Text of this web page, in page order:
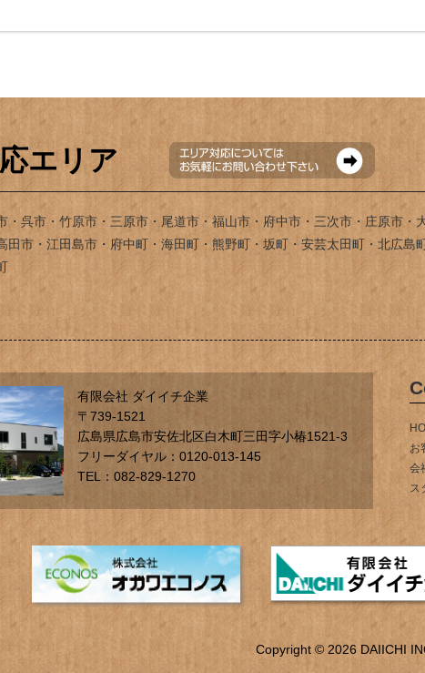
エリア
・呉市・竹原市・三原市・尾道市・福山市・府中市・三次市・庄原市・
田市・江田島市・府中町・海田町・熊野町・坂町・安芸太田町・北広島
有限会社 ダイイチ企業
〒739-1521
広島県広島市安佐北区白木町三田字小椿1521-3
フリーダイヤル：0120-013-145
TEL：082-829-1270
お
会
ス
Copyright © 2026 DAIICHI